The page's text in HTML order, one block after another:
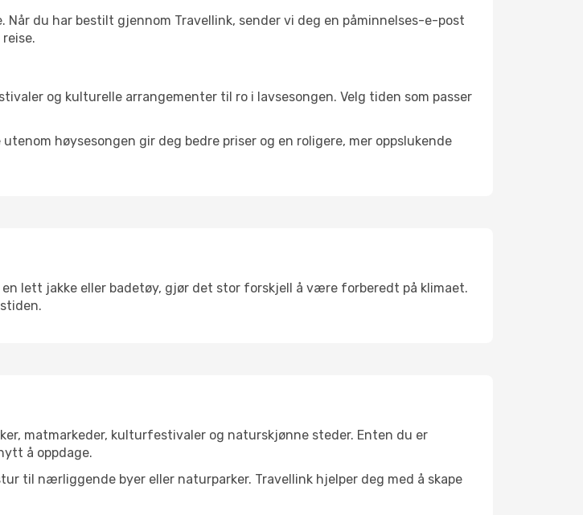
du har bestilt gjennom Travellink, sender vi deg en påminnelses-e-post
og kulturelle arrangementer til ro i lavsesongen. Velg tiden som passer
høysesongen gir deg bedre priser og en roligere, mer oppslukende
lett jakke eller badetøy, gjør det stor forskjell å være forberedt på klimaet.
matmarkeder, kulturfestivaler og naturskjønne steder. Enten du er
å oppdage.
til nærliggende byer eller naturparker. Travellink hjelper deg med å skape